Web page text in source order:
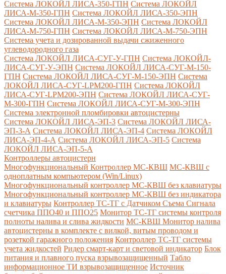
Система ЛОКОЙЛ ЛИСА-350-ГПН Система ЛОКОЙЛ
ЛИСА-М-350-ГПН Система ЛОКОЙЛ ЛИСА-350-ЭПН
Система ЛОКОЙЛ ЛИСА-М-350-ЭПН Система ЛОКОЙЛ
ЛИСА-М-750-ГПН Система ЛОКОЙЛ ЛИСА-М-750-ЭПН
Система учета и дозированной выдачи сжиженного
углеводородного газа
Система ЛОКОЙЛ ЛИСА-СУГ-У-ГПН Система ЛОКОЙЛ-
ЛИСА-СУГ-У-ЭПН Система ЛОКОЙЛ ЛИСА-СУГ-М-150-
ГПН Система ЛОКОЙЛ ЛИСА-СУГ-М-150-ЭПН Система
ЛОКОЙЛ ЛИСА-СУГ-LPM200-ГПН Система ЛОКОЙЛ
ЛИСА-СУГ-LPM200-ЭПН Система ЛОКОЙЛ ЛИСА-СУГ-
М-300-ГПН Система ЛОКОЙЛ ЛИСА-СУГ-М-300-ЭПН
Система электронной пломбировки автоцистерны
Система ЛОКОЙЛ ЛИСА-ЭП-3 Система ЛОКОЙЛ ЛИСА-
ЭП-3-А Система ЛОКОЙЛ ЛИСА-ЭП-4 Система ЛОКОЙЛ
ЛИСА-ЭП-4-А Система ЛОКОЙЛ ЛИСА-ЭП-5 Система
ЛОКОЙЛ ЛИСА-ЭП-5-А
Контроллеры автоцистерн
Многофункциональный Контроллер МС-КВШ МС-КВШ с
одноплатным компьютером (Win/Linux)
Многофункциональный контроллер МС-КВШ без клавиатуры
Многофункциональный контроллер МС-КВШ без индикатора
и клавиатуры Контроллер ТС-ТГ с Датчиком Съема Сигнала
счетчика ППО40 и ППО25 Монитор ТС-ТГ системы контроля
полноты налива и слива жидкости МС-КВШ Монитор налива
автоцистерны в комплекте с вилкой, витым проводом и
розеткой гаражного положения Контроллер ТС-ТГ системы
учета жидкостей Ридер смарт-карт и световой индикатор Блок
питания и плавного пуска взрывозащищенный Табло
информационное ТИ взрывозащищенное Источник